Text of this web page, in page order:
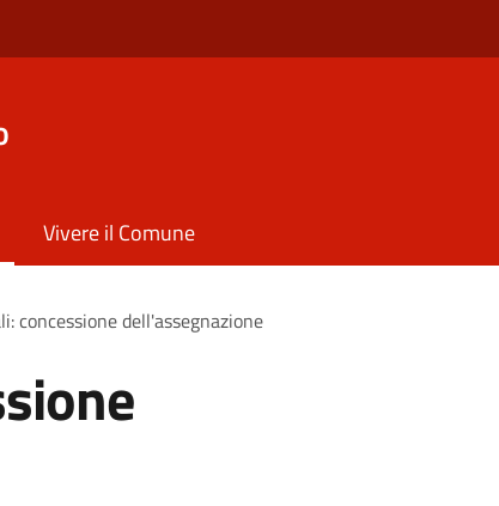
Vivere il Comune
concessione dell'assegnazione